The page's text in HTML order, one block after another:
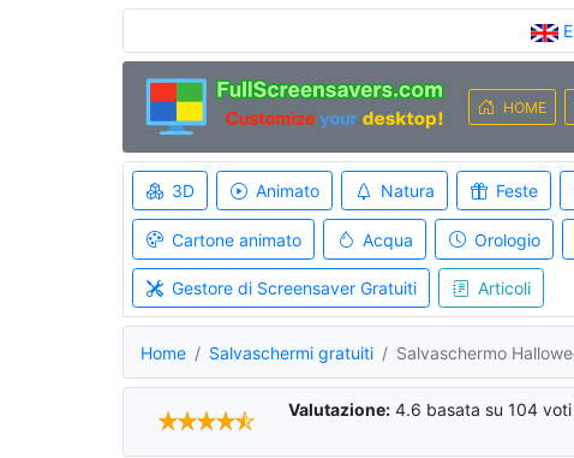
HOME
3D Animato Natura Feste
Cartone animato Acqua Orologio
Gestore di Screensaver Gratuiti Articoli
Home Salvaschermi gratuiti Salvaschermo
Valutazione: 4.6 basata su 104 voti